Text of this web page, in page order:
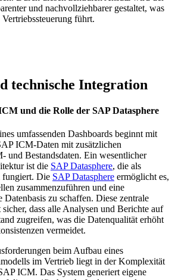
und nachvollziehbarer gestaltet, was
führt.
technische Integration
und die Rolle der SAP Datasphere
umfassenden Dashboards beginnt mit
ICM-Daten mit zusätzlichen
und Bestandsdaten. Ein wesentlicher
ist die SAP Datasphere, die als
fungiert. Die SAP Datasphere ermöglicht es,
zusammenzuführen und eine
Datenbasis zu schaffen. Diese zentrale
dass alle Analysen und Berichte auf
zugreifen, was die Datenqualität erhöht
vermeidet.
beim Aufbau eines
im Vertrieb liegt in der Komplexität
ICM. Das System generiert eigene